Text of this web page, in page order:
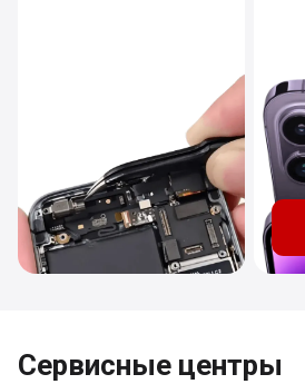
Сервисные центры